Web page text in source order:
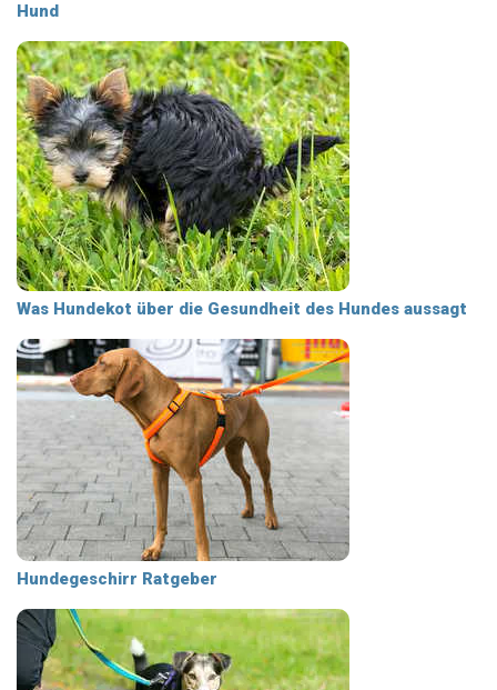
Hund
Was Hundekot über die Gesundheit des Hundes aussagt
Hundegeschirr Ratgeber